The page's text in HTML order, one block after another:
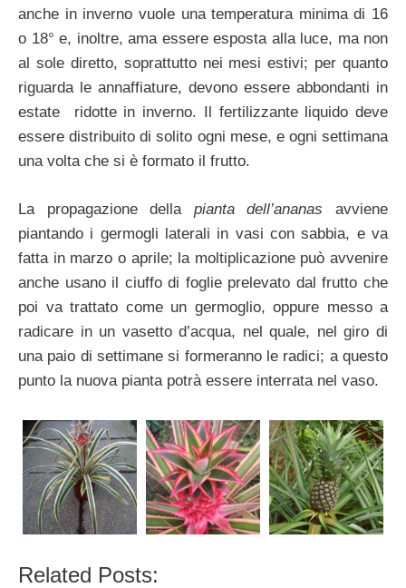
anche in inverno vuole una temperatura minima di 16
o 18° e, inoltre, ama essere esposta alla luce, ma non
al sole diretto, soprattutto nei mesi estivi; per quanto
riguarda le annaffiature, devono essere abbondanti in
estate ridotte in inverno. Il fertilizzante liquido deve
essere distribuito di solito ogni mese, e ogni settimana
una volta che si è formato il frutto.
La propagazione della pianta dell’ananas avviene
piantando i germogli laterali in vasi con sabbia, e va
fatta in marzo o aprile; la moltiplicazione può avvenire
anche usano il ciuffo di foglie prelevato dal frutto che
poi va trattato come un germoglio, oppure messo a
radicare in un vasetto d’acqua, nel quale, nel giro di
una paio di settimane si formeranno le radici; a questo
punto la nuova pianta potrà essere interrata nel vaso.
Related Posts: